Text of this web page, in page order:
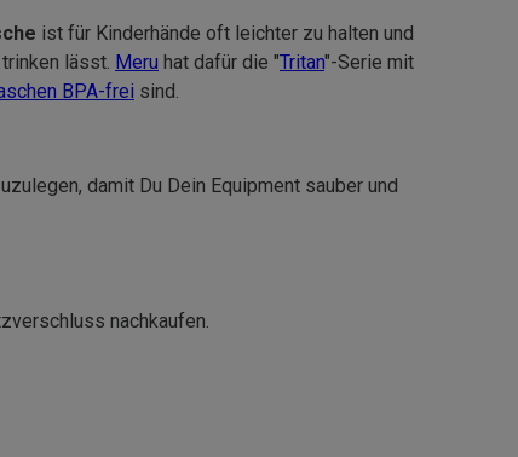
ist für Kinderhände oft leichter zu halten und
lässt. Meru hat dafür die "Tritan"-Serie mit
BPA-frei sind.
damit Du Dein Equipment sauber und
nachkaufen.